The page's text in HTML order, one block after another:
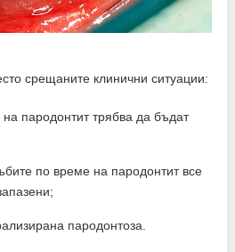
срещаните клинични ситуации:
пародонтит трябва да бъдат
по време на пародонтит все
пародонтоза.